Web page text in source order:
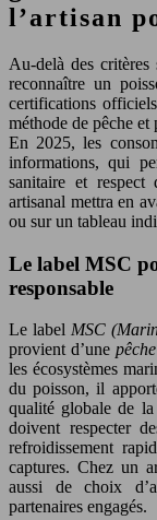
l’artisan
Au-delà des critères
reconnaître un
certifications
méthode de pêche
En 2025, les
informations, qui
sanitaire et respect
artisanal mettra en
ou sur un tableau
Le label MSC
responsable
Le label MSC
provient d’une
les écosystèmes
du poisson, il
qualité globale de
doivent respecter
refroidissement
captures. Chez un
aussi de choix
partenaires engagés.